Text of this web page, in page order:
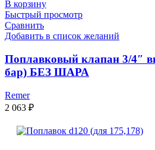
В корзину
Быстрый просмотр
Сравнить
Добавить в список желаний
Поплавковый клапан 3/4″
бар) БЕЗ ШАРА
Remer
2 063 ₽